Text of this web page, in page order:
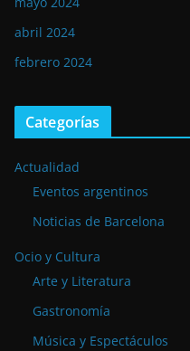
abril 2024
febrero 2024
Categorías
Actualidad
Eventos argentinos
Noticias de Barcelona
Ocio y Cultura
Arte y Literatura
Gastronomía
Música y Espectáculos